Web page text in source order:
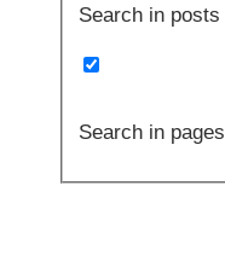
Search in posts
Search in pages